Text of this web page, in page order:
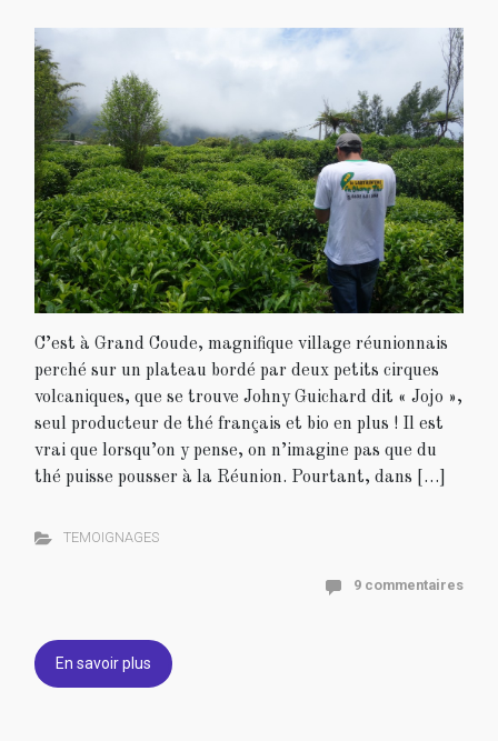
C’est à Grand Coude, magnifique village réunionnais
perché sur un plateau bordé par deux petits cirques
volcaniques, que se trouve Johny Guichard dit « Jojo »,
seul producteur de thé français et bio en plus ! Il est
vrai que lorsqu’on y pense, on n’imagine pas que du
thé puisse pousser à la Réunion. Pourtant, dans […]
TEMOIGNAGES
9 commentaires
En savoir plus